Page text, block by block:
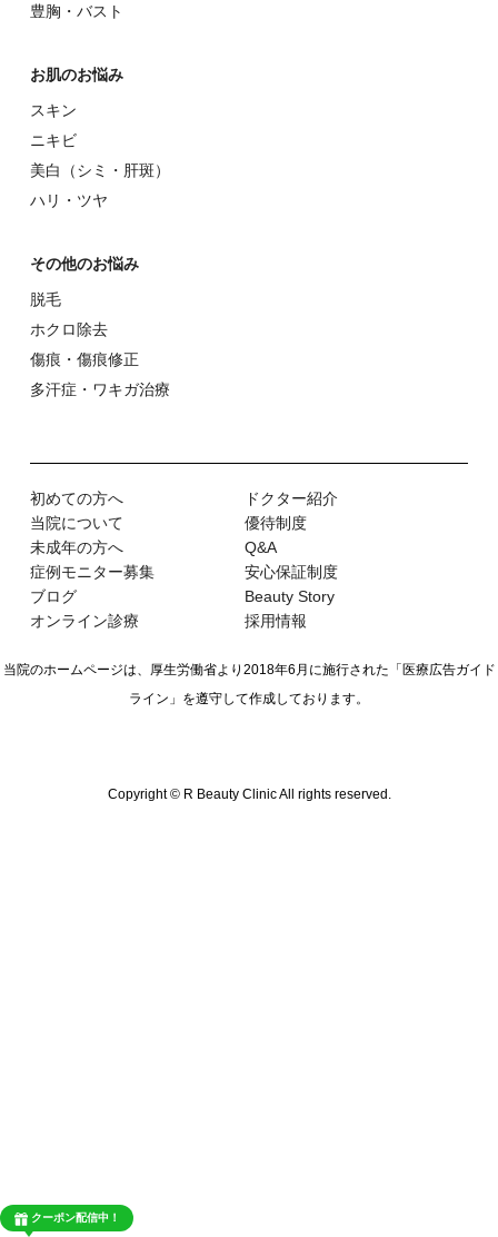
クーポン配信中！
豊胸・バスト
お肌のお悩み
スキン
ニキビ
美⽩（シミ・肝斑）
ハリ・ツヤ
その他のお悩み
脱⽑
ホクロ除去
傷痕・傷痕修正
多汗症・ワキガ治療
初めての⽅へ
ドクター紹介
当院について
優待制度
未成年の方へ
Q&A
症例モニター募集
安心保証制度
ブログ
Beauty Story
オンライン診療
採用情報
当院のホームページは、厚生労働省より2018年6月に施行された 「医療広告ガイド
ライン」を遵守して作成しております。
Copyright © R Beauty Clinic All rights reserved.